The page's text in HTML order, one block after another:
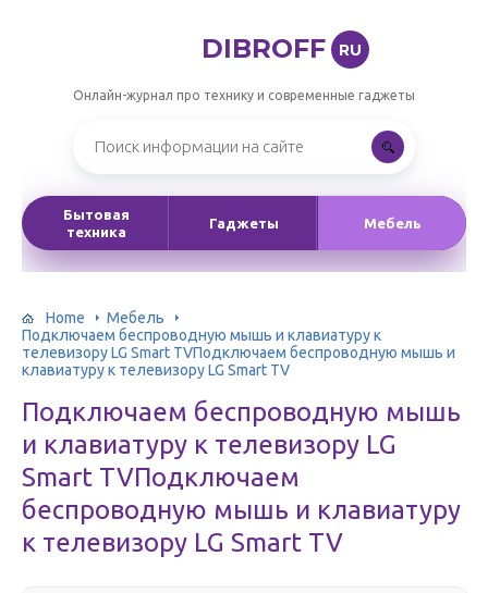
DIBROFF RU
Онлайн-журнал про технику и современные гаджеты
Бытовая
техника
Гаджеты Мебель
Home
Мебель
Подключаем беспроводную мышь и клавиатуру к
телевизору LG Smart TVПодключаем беспроводную мышь и
клавиатуру к телевизору LG Smart TV
Подключаем беспроводную мышь
и клавиатуру к телевизору LG
Smart TVПодключаем
беспроводную мышь и клавиатуру
к телевизору LG Smart TV